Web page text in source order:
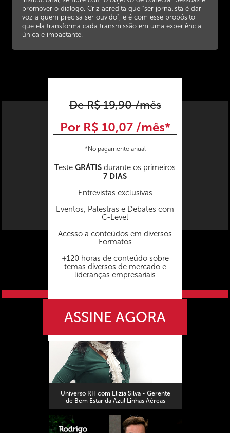
promover o diálogo. Criz acredita que "ser jornalista é dar
voz a quem precisa ser ouvido", e é com esse propósito
que ela transforma cada transmissão em uma experiência
única e impactante.
De R$ 19,90 /mês
Por R$ 10,07 /mês*
*No pagamento anual
Teste GRÁTIS durante os primeiros
7 DIAS
Entrevistas exclusivas
Eventos, Palestras e Debates com
C-Level
Acesso a conteúdos em diversos
Formatos
+120 horas de conteúdo sobre
temas diversos de mercado e
lideranças empresariais
ASSINE AGORA
Universo RH com Elizia Silva - Gerente
de Bem Estar da Azul Linhas Aéreas